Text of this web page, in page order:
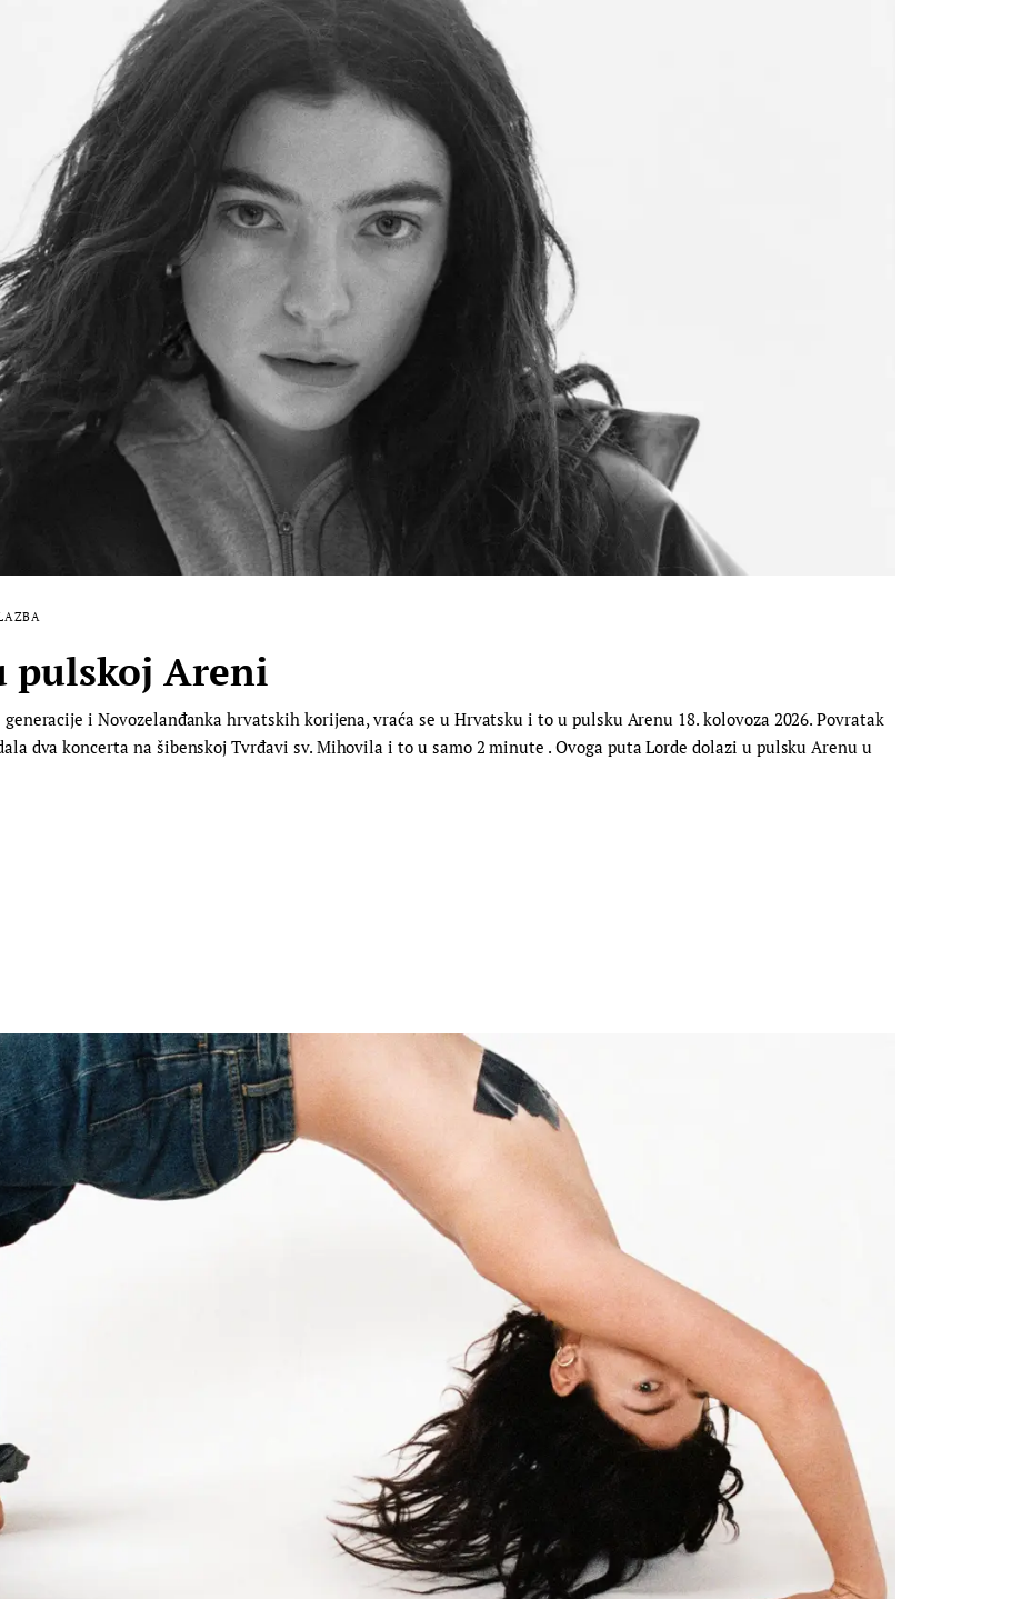
pulskoj Areni
i Novozelanđanka hrvatskih korijena, vraća se u Hrvatsku i to u pulsku Arenu 18. kolovoza 2026. Povratak
dva koncerta na šibenskoj Tvrđavi sv. Mihovila i to u samo 2 minute . Ovoga puta Lorde dolazi u pulsku Arenu u